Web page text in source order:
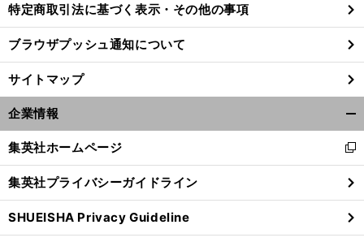
特定商取引法に基づく表示・その他の事項
ブラウザプッシュ通知について
サイトマップ
企業情報
閉
る
集英社ホームページ
新
し
い
ウ
ィ
ン
集英社プライバシーガイドライン
SHUEISHA Privacy Guideline